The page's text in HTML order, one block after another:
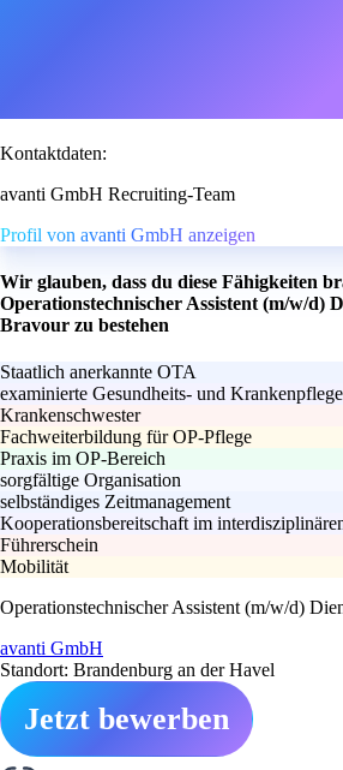
Kontaktdaten:
avanti GmbH Recruiting-Team
Profil von avanti GmbH anzeigen
Wir glauben, dass du diese Fähigkeiten
Operationstechnischer Assistent (m/w/d)
Bravour zu bestehen
Staatlich anerkannte OTA
examinierte Gesundheits- und
Krankenschwester
Fachweiterbildung für OP-Pflege
Praxis im OP-Bereich
sorgfältige Organisation
selbständiges Zeitmanagement
Kooperationsbereitschaft im
Führerschein
Mobilität
Operationstechnischer Assistent (m/w/d)
avanti GmbH
Standort: Brandenburg an der Havel
Jetzt bewerben